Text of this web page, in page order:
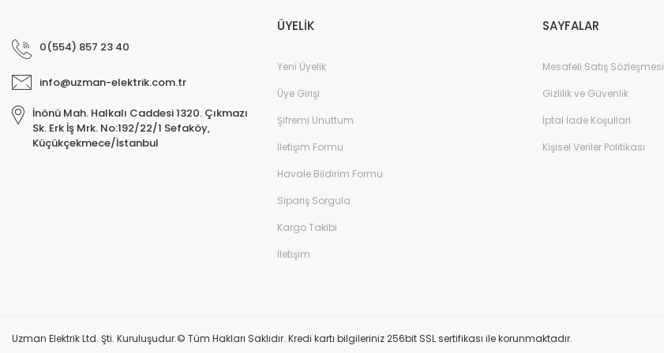
0(554) 857 23 40
info@uzman-elektrik.com.tr
İnönü Mah. Halkalı Caddesi 1320. Çıkmazı
Sk. Erk İş Mrk. No:192/22/1 Sefaköy,
Küçükçekmece/İstanbul
ÜYELİK
Yeni Üyelik
Üye Girişi
Şifremi Unuttum
İletişim Formu
Havale Bildirim Formu
Sipariş Sorgula
Kargo Takibi
İletişim
SAYFALAR
Mesafeli Satış Sözleşmesi
Gizlilik ve Güvenlik
İptal İade Koşullari
Kişisel Veriler Politikası
Uzman Elektrik Ltd. Şti. Kuruluşudur.© Tüm Hakları Saklıdır. Kredi kartı bilgileriniz 256bit SSL sertifikası ile korunmaktadır.